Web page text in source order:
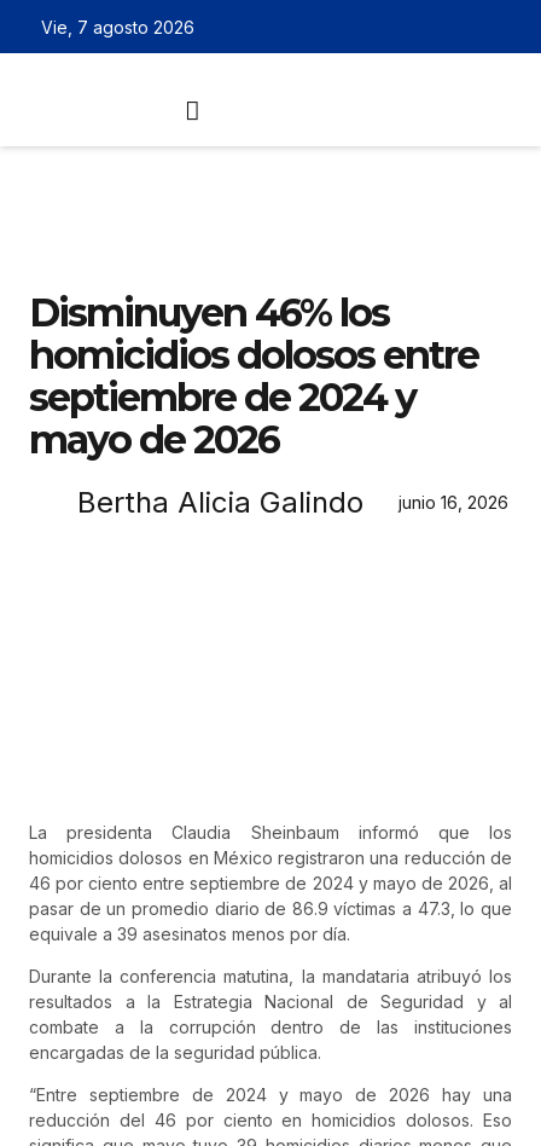
Vie, 7 agosto 2026
Disminuyen 46% los
homicidios dolosos entre
septiembre de 2024 y
mayo de 2026
Bertha Alicia Galindo junio 16, 2026
La presidenta Claudia Sheinbaum informó que los
homicidios dolosos en México registraron una reducción de
46 por ciento entre septiembre de 2024 y mayo de 2026, al
pasar de un promedio diario de 86.9 víctimas a 47.3, lo que
equivale a 39 asesinatos menos por día.
Durante la conferencia matutina, la mandataria atribuyó los
resultados a la Estrategia Nacional de Seguridad y al
combate a la corrupción dentro de las instituciones
encargadas de la seguridad pública.
“Entre septiembre de 2024 y mayo de 2026 hay una
reducción del 46 por ciento en homicidios dolosos. Eso